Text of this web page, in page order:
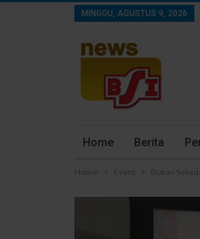
MINGGU, AGUSTUS 9, 2026
Home Berita
Home Event Bukan